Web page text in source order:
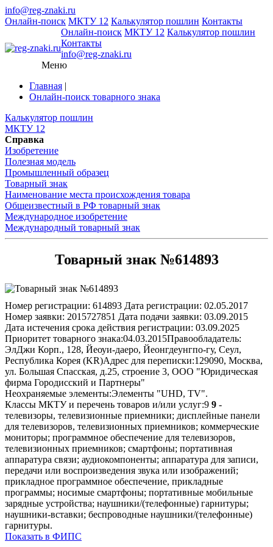
info@reg-znaki.ru
Онлайн-поиск МКТУ 12 Калькулятор пошлин Контакты
Онлайн-поиск МКТУ 12 Калькулятор пошлин
Контакты
info@reg-znaki.ru
Меню
Главная |
Онлайн-поиск товарного знака
Калькулятор пошлин
МКТУ 12
Справка
Изобретение
Полезная модель
Промышленный образец
Товарный знак
Наименование места происхождения товара
Общеизвестный в РФ товарный знак
Международное изобретение
Международный товарный знак
Товарный знак №614893
Номер регистрации: 614893 Дата регистрации: 02.05.2017
Номер заявки: 2015727851 Дата подачи заявки: 03.09.2015
Дата истечения срока действия регистрации: 03.09.2025
Приоритет товарного знака:04.03.2015Правообладатель:
ЭлДжи Корп., 128, Йеоуи-даеро, Йеонгдеунгпо-гу, Сеул,
Республика Корея (KR)Адрес для переписки:129090, Москва,
ул. Большая Спасская, д.25, строение 3, ООО "Юридическая
фирма Городисский и Партнеры"
Неохраняемые элементы:Элементы "UHD, TV".
Классы МКТУ и перечень товаров и/или услуг:9 9 -
телевизоры, телевизионные приемники; дисплейные панели
для телевизоров, телевизионных приемников; коммерческие
мониторы; программное обеспечение для телевизоров,
телевизионных приемников; смартфоны; портативная
аппаратура связи; аудиокомпоненты; аппаратура для записи,
передачи или воспроизведения звука или изображений;
прикладное программное обеспечение, прикладные
программы; носимые смартфоны; портативные мобильные
зарядные устройства; наушники/(телефонные) гарнитуры;
наушники-вставки; беспроводные наушники/(телефонные)
гарнитуры.
Показать в ФИПС